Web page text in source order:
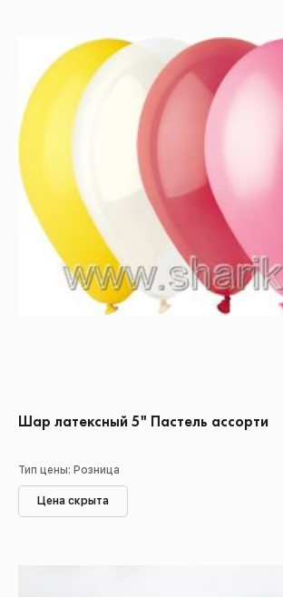
Шар латексный 5" Пастель ассорти
Тип цены: Розница
Цена скрыта